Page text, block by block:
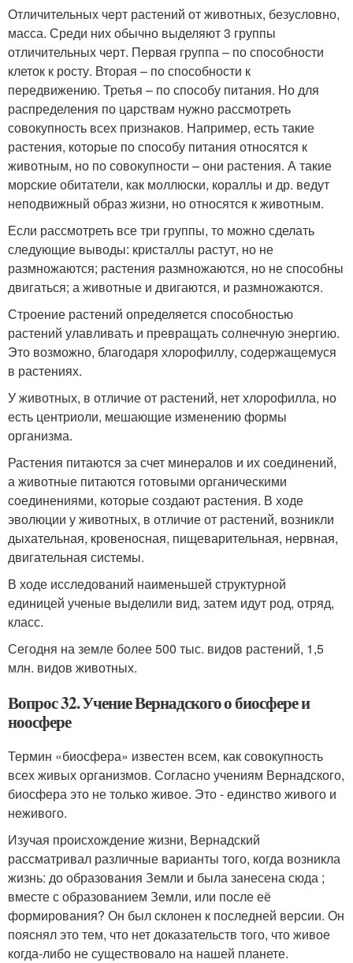
Отличительных черт растений от животных, безусловно,
масса. Среди них обычно выделяют 3 группы
отличительных черт. Первая группа – по способности
клеток к росту. Вторая – по способности к
передвижению. Третья – по способу питания. Но для
распределения по царствам нужно рассмотреть
совокупность всех признаков. Например, есть такие
растения, которые по способу питания относятся к
животным, но по совокупности – они растения. А такие
морские обитатели, как моллюски, кораллы и др. ведут
неподвижный образ жизни, но относятся к животным.
Если рассмотреть все три группы, то можно сделать
следующие выводы: кристаллы растут, но не
размножаются; растения размножаются, но не способны
двигаться; а животные и двигаются, и размножаются.
Строение растений определяется способностью
растений улавливать и превращать солнечную энергию.
Это возможно, благодаря хлорофиллу, содержащемуся
в растениях.
У животных, в отличие от растений, нет хлорофилла, но
есть центриоли, мешающие изменению формы
организма.
Растения питаются за счет минералов и их соединений,
а животные питаются готовыми органическими
соединениями, которые создают растения. В ходе
эволюции у животных, в отличие от растений, возникли
дыхательная, кровеносная, пищеварительная, нервная,
двигательная системы.
В ходе исследований наименьшей структурной
единицей ученые выделили вид, затем идут род, отряд,
класс.
Сегодня на земле более 500 тыс. видов растений, 1,5
млн. видов животных.
Вопрос 32. Учение Вернадского о биосфере и
ноосфере
Термин «биосфера» известен всем, как совокупность
всех живых организмов. Согласно учениям Вернадского,
биосфера это не только живое. Это - единство живого и
неживого.
Изучая происхождение жизни, Вернадский
рассматривал различные варианты того, когда возникла
жизнь: до образования Земли и была занесена сюда ;
вместе с образованием Земли, или после её
формирования? Он был склонен к последней версии. Он
пояснял это тем, что нет доказательств того, что живое
когда-либо не существовало на нашей планете.